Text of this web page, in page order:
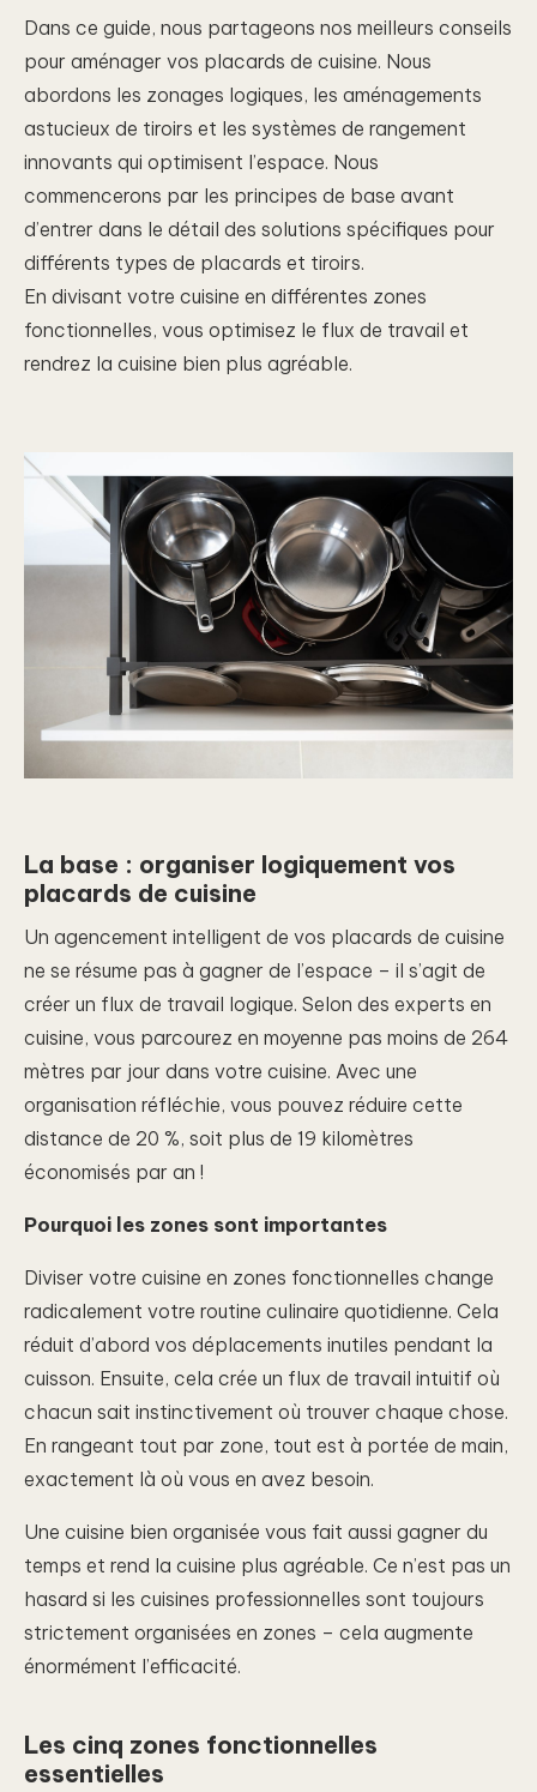
Dans ce guide, nous partageons nos meilleurs conseils
pour aménager vos placards de cuisine. Nous
abordons les zonages logiques, les aménagements
astucieux de tiroirs et les systèmes de rangement
innovants qui optimisent l’espace. Nous
commencerons par les principes de base avant
d’entrer dans le détail des solutions spécifiques pour
différents types de placards et tiroirs.
En divisant votre cuisine en différentes zones
fonctionnelles, vous optimisez le flux de travail et
rendrez la cuisine bien plus agréable.
La base : organiser logiquement vos
placards de cuisine
Un agencement intelligent de vos placards de cuisine
ne se résume pas à gagner de l’espace – il s’agit de
créer un flux de travail logique. Selon des experts en
cuisine, vous parcourez en moyenne pas moins de 264
mètres par jour dans votre cuisine. Avec une
organisation réfléchie, vous pouvez réduire cette
distance de 20 %, soit plus de 19 kilomètres
économisés par an !
Pourquoi les zones sont importantes
Diviser votre cuisine en zones fonctionnelles change
radicalement votre routine culinaire quotidienne. Cela
réduit d’abord vos déplacements inutiles pendant la
cuisson. Ensuite, cela crée un flux de travail intuitif où
chacun sait instinctivement où trouver chaque chose.
En rangeant tout par zone, tout est à portée de main,
exactement là où vous en avez besoin.
Une cuisine bien organisée vous fait aussi gagner du
temps et rend la cuisine plus agréable. Ce n’est pas un
hasard si les cuisines professionnelles sont toujours
strictement organisées en zones – cela augmente
énormément l’efficacité.
Les cinq zones fonctionnelles
essentielles